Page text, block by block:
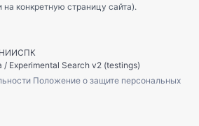
на конкретную страницу сайта).
/ Experimental Search v2 (testings)
Положение о защите персональных